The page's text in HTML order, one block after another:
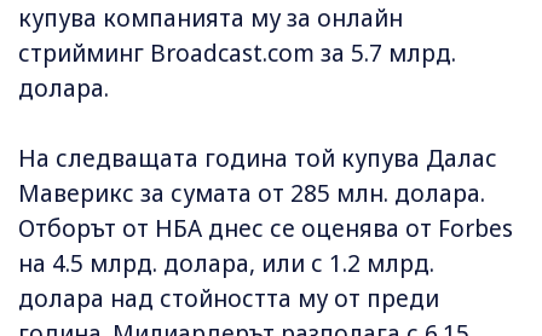
купува компанията му за онлайн
стрийминг Broadcast.com за 5.7 млрд.
долара.
На следващата година той купува Далас
Маверикс за сумата от 285 млн. долара.
Отборът от НБА днес се оценява от Forbes
на 4.5 млрд. долара, или с 1.2 млрд.
долара над стойността му от преди